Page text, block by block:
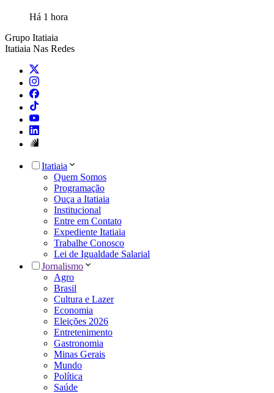
Há 1 hora
Grupo Itatiaia
Itatiaia Nas Redes
Itatiaia
Quem Somos
Programação
Ouça a Itatiaia
Institucional
Entre em Contato
Expediente Itatiaia
Trabalhe Conosco
Lei de Igualdade Salarial
Jornalismo
Agro
Brasil
Cultura e Lazer
Economia
Eleições 2026
Entretenimento
Gastronomia
Minas Gerais
Mundo
Política
Saúde